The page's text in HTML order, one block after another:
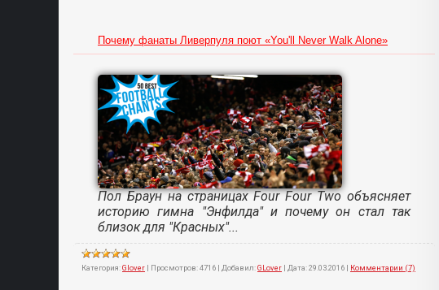
Почему фанаты Ливерпуля поют «You'll Never Walk Alone»
Пол Браун на страницах Four Four Two объясняет
историю гимна "Энфилда" и почему он стал так
близок для "Красных"...
Категория:Glover | Просмотров:4716 | Добавил:GLover | Дата:29.03.2016 | Комментарии (7)